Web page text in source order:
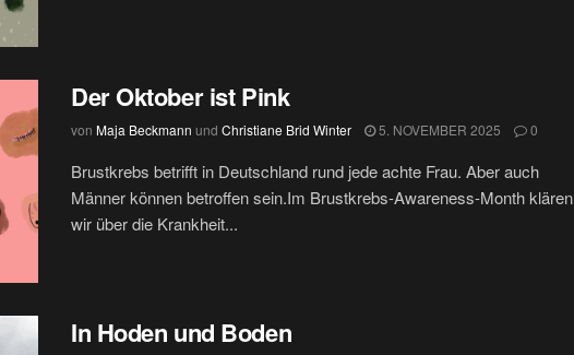
Der Oktober ist Pink
von Maja Beckmann und Christiane Brid Winter 5. NOVEMBER 2025 0
Brustkrebs betrifft in Deutschland rund jede achte Frau. Aber auch
Männer können betroffen sein.Im Brustkrebs-Awareness-Month klären
wir über die Krankheit...
In Hoden und Boden